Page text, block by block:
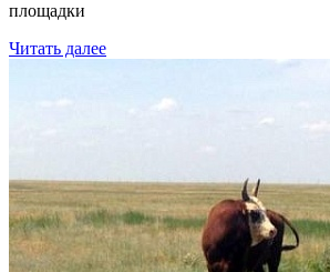
площадки
Читать далее